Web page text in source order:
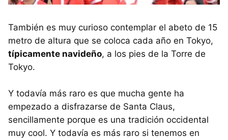
También es muy curioso contemplar el abeto de 15
metro de altura que se coloca cada año en Tokyo,
típicamente navideño, a los pies de la Torre de
Tokyo.
Y todavía más raro es que mucha gente ha
empezado a disfrazarse de Santa Claus,
sencillamente porque es una tradición occidental
muy cool. Y todavía es más raro si tenemos en